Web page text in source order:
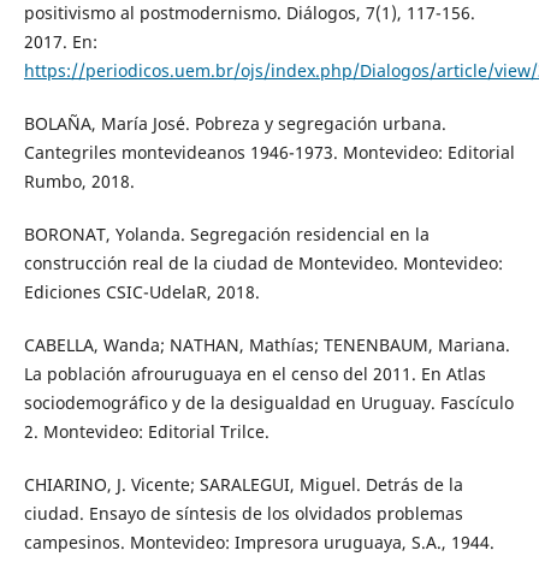
positivismo al postmodernismo. Diálogos, 7(1), 117-156.
2017. En:
https://periodicos.uem.br/ojs/index.php/Dialogos/article/view/
BOLAÑA, María José. Pobreza y segregación urbana.
Cantegriles montevideanos 1946-1973. Montevideo: Editorial
Rumbo, 2018.
BORONAT, Yolanda. Segregación residencial en la
construcción real de la ciudad de Montevideo. Montevideo:
Ediciones CSIC-UdelaR, 2018.
CABELLA, Wanda; NATHAN, Mathías; TENENBAUM, Mariana.
La población afrouruguaya en el censo del 2011. En Atlas
sociodemográfico y de la desigualdad en Uruguay. Fascículo
2. Montevideo: Editorial Trilce.
CHIARINO, J. Vicente; SARALEGUI, Miguel. Detrás de la
ciudad. Ensayo de síntesis de los olvidados problemas
campesinos. Montevideo: Impresora uruguaya, S.A., 1944.